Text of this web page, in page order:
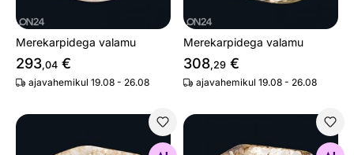
Merekarpidega valamu
293,04 €
ajavahemikul 19.08 - 26.08
Merekarpidega valamu
308,29 €
ajavahemikul 19.08 - 26.08